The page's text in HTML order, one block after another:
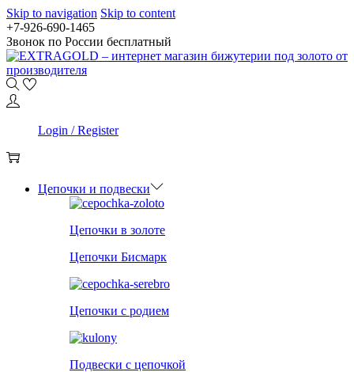
Skip to navigation Skip to content
+7-926-690-1465
Звонок по России бесплатный
Login / Register
Цепочки и подвески
Цепочки в золоте
Цепочки Бисмарк
Цепочки с родием
Подвески с цепочкой